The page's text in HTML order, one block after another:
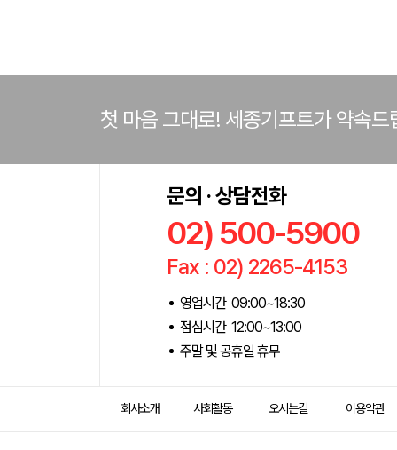
첫 마음 그대로! 세종기프트가 약속드
문의 · 상담전화
02) 500-5900
Fax : 02) 2265-4153
영업시간 09:00~18:30
점심시간 12:00~13:00
주말 및 공휴일 휴무
회사소개 사회활동 오시는길 이용약관